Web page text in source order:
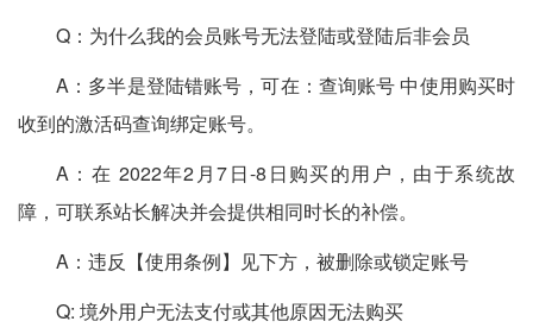
Q：为什么我的会员账号无法登陆或登陆后非会员
A：多半是登陆错账号，可在：查询账号 中使用购买时
收到的激活码查询绑定账号。
A：在 2022年2月7日-8日购买的用户，由于系统故
障，可联系站长解决并会提供相同时长的补偿。
A：违反【使用条例】见下方，被删除或锁定账号
Q: 境外用户无法支付或其他原因无法购买